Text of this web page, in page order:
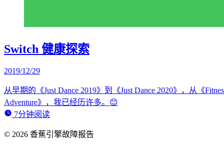
Switch 健康探索
2019/12/29
从早期的《Just Dance 2019》到《Just Dance 2020》，从《
Adventure》，我已经历许多。😊
7分钟阅读
© 2026 香蕉引擎故障报告